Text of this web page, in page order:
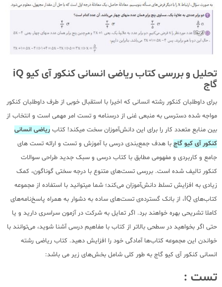
تحلیل و بررسی کتاب ریاضی انسانی کنکور آی کیو iQ
گاج
برای داوطلبان کنکور رشته انسانی که اخیرا با استقبال خوبی از طرف داوطلبان کنکور
مواجه شده دسترسی به منبعی غنی از درسنامه و تست امر مهمی است و انتخاب از
بین منابع متعدد کار را برای این دانش‌آموزان سخت میکند! کتاب ریاضی انسانی
کنکور آی کیو گاج با هدف جمع‌بندی درسی با آموزش و تست و ارائه تست های
جامع و کاربردی و مفهومی مطابق با کتاب درسی و سبک جدید طراحی سوالات
کنکور تالیف شده است. بررسی تست‌های متنوع با درجه سختی گوناگون، کمک
زیادی به افزایش تسلط دانش‌آموزان می‌کند؛ شما میتوانید با استفاده از مجموعه‌
کتاب‌های IQ، از بانک گسترده‌ی تست‌های ساده به دشوار به همراه پاسخ‌نامه‌های
کاملا تشریحی بهره خواهند برد. اگر تمایل به شرکت در آزمون سراسری دارید و یا
حتی اگر بخواهید در سطحی بالاتر از کتاب با مفاهیم درسی آشنا شوید، می‌توانند با
خواندن این مجموعه کتاب‌ها آمادگی خود را افزایش دهید. کتاب ریاضی رشته
انسانی کنکور آی کیو گاج به طور کلی شامل بخش‌های زیر می باشد:
تست :